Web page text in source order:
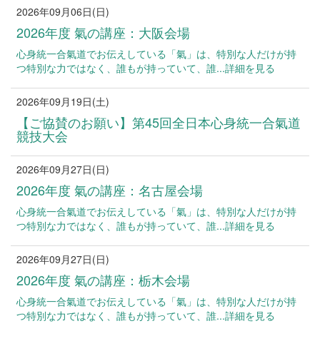
2026年09月06日(日)
2026年度 氣の講座：大阪会場
心身統一合氣道でお伝えしている「氣」は、特別な人だけが持
つ特別な力ではなく、誰もが持っていて、誰...詳細を見る
2026年09月19日(土)
【ご協賛のお願い】第45回全日本心身統一合氣道
競技大会
2026年09月27日(日)
2026年度 氣の講座：名古屋会場
心身統一合氣道でお伝えしている「氣」は、特別な人だけが持
つ特別な力ではなく、誰もが持っていて、誰...詳細を見る
2026年09月27日(日)
2026年度 氣の講座：栃木会場
心身統一合氣道でお伝えしている「氣」は、特別な人だけが持
つ特別な力ではなく、誰もが持っていて、誰...詳細を見る